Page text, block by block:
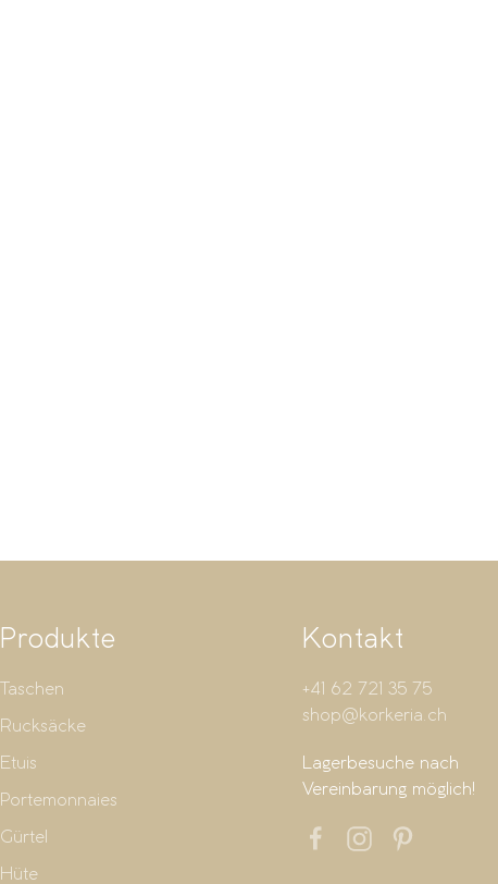
Produkte
Taschen
Rucksäcke
Etuis
Portemonnaies
Gürtel
Hüte
Kontakt
+41 62 721 35 75
shop@korkeria.ch
Lagerbesuche nach
Vereinbarung möglich!